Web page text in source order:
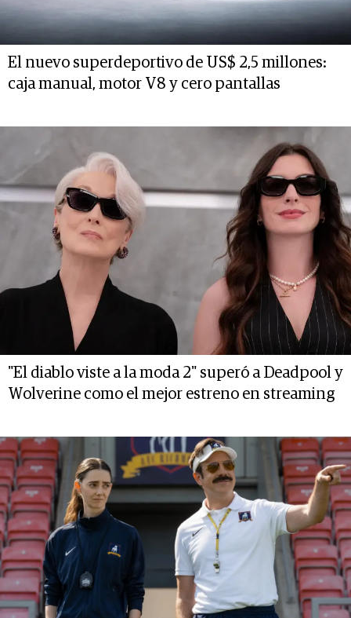
El nuevo superdeportivo de US$ 2,5 millones:
caja manual, motor V8 y cero pantallas
"El diablo viste a la moda 2" superó a Deadpool y
Wolverine como el mejor estreno en streaming